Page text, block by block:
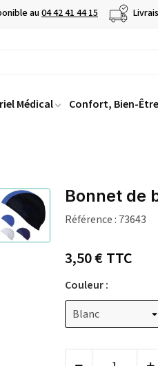
au04 42 41 44 15
Médical Confort, Bien-
Bonnet de
Référence : 73643
3,50 €TTC
Couleur :